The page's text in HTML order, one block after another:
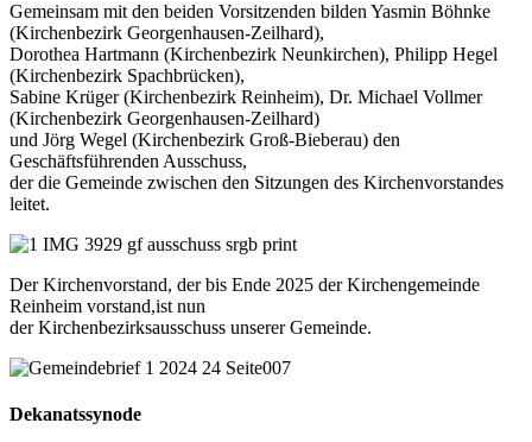
Gemeinsam mit den beiden Vorsitzenden bilden Yasmin Böhnke
(Kirchenbezirk Georgenhausen-Zeilhard),
Dorothea Hartmann (Kirchenbezirk Neunkirchen), Philipp Hegel
(Kirchenbezirk Spachbrücken),
Sabine Krüger (Kirchenbezirk Reinheim), Dr. Michael Vollmer
(Kirchenbezirk Georgenhausen-Zeilhard)
und Jörg Wegel (Kirchenbezirk Groß-Bieberau) den
Geschäftsführenden Ausschuss,
der die Gemeinde zwischen den Sitzungen des Kirchenvorstandes
leitet.
Der Kirchenvorstand, der bis Ende 2025 der Kirchengemeinde
Reinheim vorstand,ist nun
der Kirchenbezirksausschuss unserer Gemeinde.
Dekanatssynode